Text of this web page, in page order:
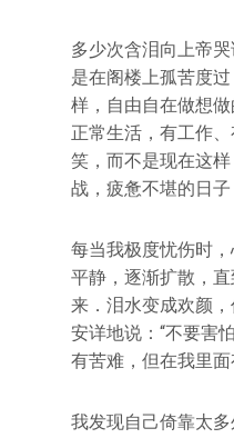
多少次含泪向上帝
是在阁楼上孤苦度
样，自由自在做想
正常生活，有工作
笑，而不是现在这
战，疲惫不堪的日
每当我极度忧伤时
平静，逐渐扩散，
来．泪水变成欢颜
安详地说：“不要害
有苦难，但在我里面
我发现自己倚靠太